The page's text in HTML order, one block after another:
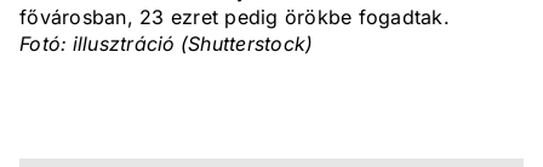
fővárosban, 23 ezret pedig örökbe fogadtak.
Fotó: illusztráció (Shutterstock)